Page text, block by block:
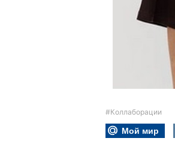
#Коллаборации
Мой мир